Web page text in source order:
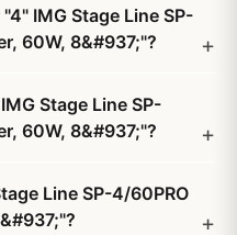
IMG Stage Line SP-
60W, 8&#937;"?
Stage Line SP-
60W, 8&#937;"?
Line SP-4/60PRO